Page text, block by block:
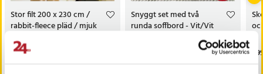
Stor filt 200 x 230 cm /
rabbit-fleece pläd / mjuk
soffpläd / sängfilt offwhite
Pris:299 kr
299 kr
Snyggt set med två
runda soffbord - Vit/Vit